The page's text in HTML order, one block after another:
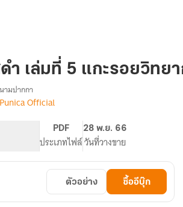
ำ เล่มที่ 5 แกะรอยวิทย
นามปากกา
Punica Official
PDF
ประเภทไฟล์
28 พ.ย. 66
วันที่วางขาย
ตัวอย่าง ซื้ออีบุ๊ก